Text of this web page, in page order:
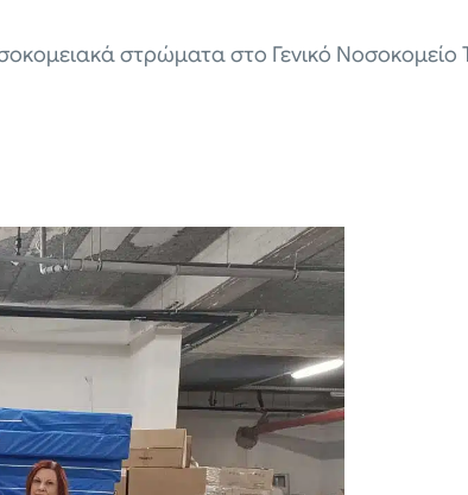
στρώματα στο Γενικό Νοσοκομείο